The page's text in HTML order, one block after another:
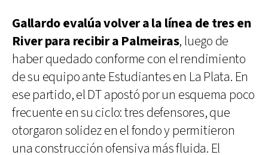
Gallardo evalúa volver a la línea de tres en
River para recibir a Palmeiras, luego de
haber quedado conforme con el rendimiento
de su equipo ante Estudiantes en La Plata. En
ese partido, el DT apostó por un esquema poco
frecuente en su ciclo: tres defensores, que
otorgaron solidez en el fondo y permitieron
una construcción ofensiva más fluida. El